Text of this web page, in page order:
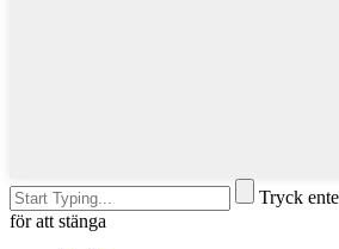
Tryck
för att stänga